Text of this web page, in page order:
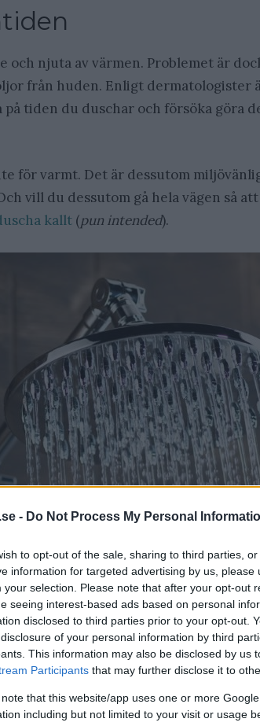
- Do Not Process My Personal
to opt-out of the sale, sharing to third parties,
information for targeted advertising by us,
your selection. Please note that after your opt-out
seeing interest-based ads based on personal
disclosed to third parties prior to your opt-out.
of your personal information by third
This information may also be disclosed by us
Participants that may further disclose it to
note that this website/app uses one or more
including but not limited to your visit or usage
och njuta av värmen. Problemet är
från huden. Enligt dermatologister
tiden du duschar och försöka göra
för varmt. Det är dessutom
vill du dessutom gå hela vägen så att
kallt (pun intended).
och varm dusch så bör du undvika det. Det
och kan ge dig riktigt jobbiga besvär
av tvål
använda tvål och därmed gå runt
kroppen från en överdos av tvål.